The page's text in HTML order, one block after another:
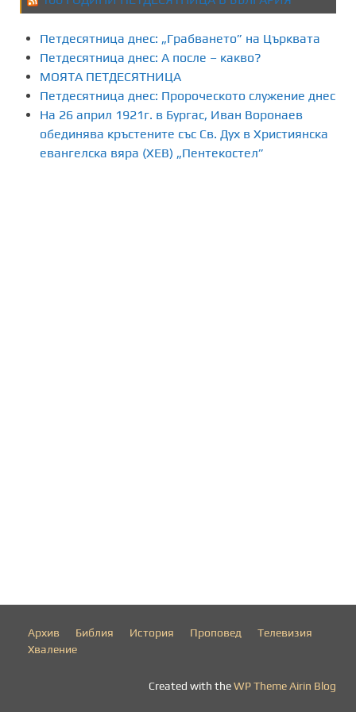
Петдесятница днес: „Грабването” на Църквата
Петдесятница днес: А после – какво?
МОЯТА ПЕТДЕСЯТНИЦА
Петдесятница днес: Пророческото служение днес
На 26 април 1921г. в Бургас, Иван Воронаев
обединява кръстените със Св. Дух в Християнска
евангелска вяра (ХЕВ) „Пентекостел”
Архив Библия История Проповед
Телевизия
Хваление
Created with theWP Theme Airin Blog